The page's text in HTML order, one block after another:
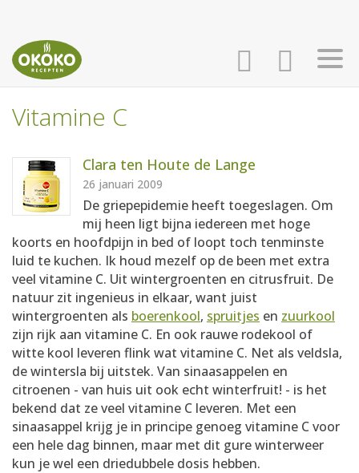
AANMELDEN
RECEPTEN
WEEKMENU'S
KOOKBOEKEN
Vitamine C
Clara ten Houte de Lange
26 januari 2009
De griepepidemie heeft toegeslagen. Om
mij heen ligt bijna iedereen met hoge
koorts en hoofdpijn in bed of loopt toch tenminste
luid te kuchen. Ik houd mezelf op de been met extra
veel vitamine C. Uit wintergroenten en citrusfruit. De
natuur zit ingenieus in elkaar, want juist
wintergroenten als boerenkool, spruitjes en zuurkool
zijn rijk aan vitamine C. En ook rauwe rodekool of
witte kool leveren flink wat vitamine C. Net als veldsla,
de wintersla bij uitstek. Van sinaasappelen en
citroenen - van huis uit ook echt winterfruit! - is het
bekend dat ze veel vitamine C leveren. Met een
sinaasappel krijg je in principe genoeg vitamine C voor
een hele dag binnen, maar met dit gure winterweer
kun je wel een driedubbele dosis hebben.